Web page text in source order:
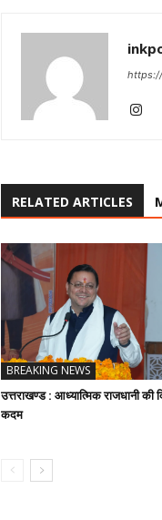
RELATED ARTICLES
BREAKING NEWS
उत्तराखण्ड : आध्यात्मिक राजधानी की
कदम